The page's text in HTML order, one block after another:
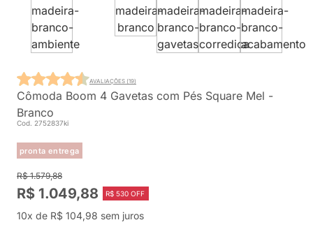
Cômoda Boom 4 Gavetas com Pés Square Mel -
Branco
Cod. 2752837ki
pronta entrega
AVALIAÇÕES (19)
R$ 1.579,88
R$ 1.049,88 R$ 530 OFF
10x de R$ 104,98 sem juros